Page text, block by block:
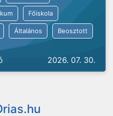
Főiskola
Általános Beosztott
2026. 07. 30.